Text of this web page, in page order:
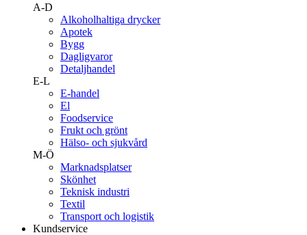
A-D
Alkoholhaltiga drycker
Apotek
Bygg
Dagligvaror
Detaljhandel
E-L
E-handel
El
Foodservice
Frukt och grönt
Hälso- och sjukvård
M-Ö
Marknadsplatser
Skönhet
Teknisk industri
Textil
Transport och logistik
Kundservice